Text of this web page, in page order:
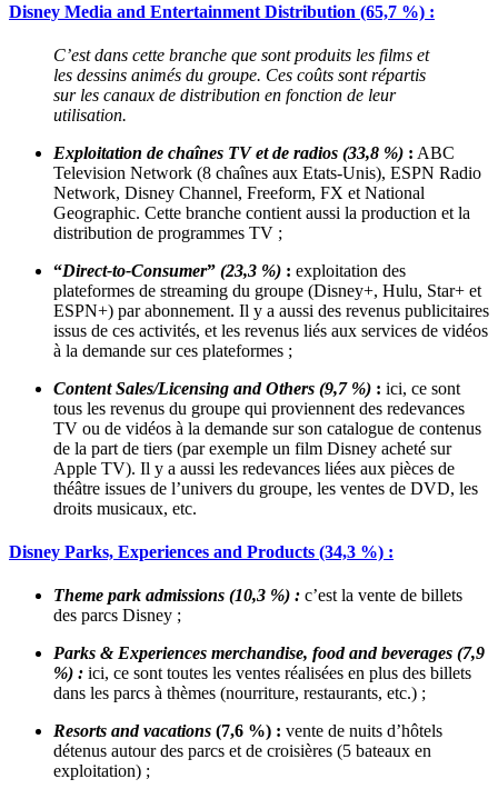
Disney Media and Entertainment Distribution (65,7 %) :
C’est dans cette branche que sont produits les films et
les dessins animés du groupe. Ces coûts sont répartis
sur les canaux de distribution en fonction de leur
utilisation.
Exploitation de chaînes TV et de radios (33,8 %) : ABC
Television Network (8 chaînes aux Etats-Unis), ESPN Radio
Network, Disney Channel, Freeform, FX et National
Geographic. Cette branche contient aussi la production et la
distribution de programmes TV ;
“Direct-to-Consumer” (23,3 %) : exploitation des
plateformes de streaming du groupe (Disney+, Hulu, Star+ et
ESPN+) par abonnement. Il y a aussi des revenus publicitaires
issus de ces activités, et les revenus liés aux services de vidéos
à la demande sur ces plateformes ;
Content Sales/Licensing and Others (9,7 %) : ici, ce sont
tous les revenus du groupe qui proviennent des redevances
TV ou de vidéos à la demande sur son catalogue de contenus
de la part de tiers (par exemple un film Disney acheté sur
Apple TV). Il y a aussi les redevances liées aux pièces de
théâtre issues de l’univers du groupe, les ventes de DVD, les
droits musicaux, etc.
Disney Parks, Experiences and Products (34,3 %) :
Theme park admissions (10,3 %) : c’est la vente de billets
des parcs Disney ;
Parks & Experiences merchandise, food and beverages (7,9
%) : ici, ce sont toutes les ventes réalisées en plus des billets
dans les parcs à thèmes (nourriture, restaurants, etc.) ;
Resorts and vacations (7,6 %) : vente de nuits d’hôtels
détenus autour des parcs et de croisières (5 bateaux en
exploitation) ;